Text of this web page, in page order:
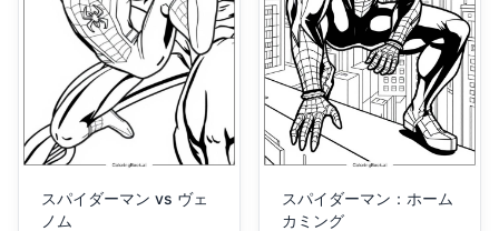
スパイダーマン vs ヴェ
ノム
スパイダーマン：ホーム
カミング